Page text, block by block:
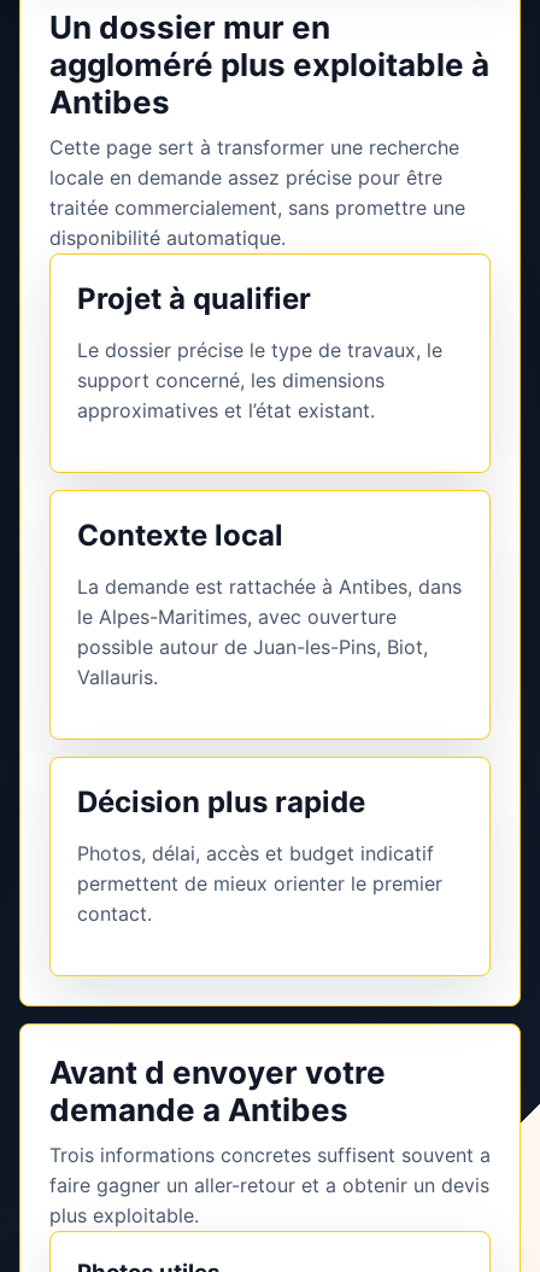
Un dossier mur en
aggloméré plus exploitable à
Antibes
Cette page sert à transformer une recherche
locale en demande assez précise pour être
traitée commercialement, sans promettre une
disponibilité automatique.
Projet à qualifier
Le dossier précise le type de travaux, le
support concerné, les dimensions
approximatives et l’état existant.
Contexte local
La demande est rattachée à Antibes, dans
le Alpes-Maritimes, avec ouverture
possible autour de Juan-les-Pins, Biot,
Vallauris.
Décision plus rapide
Photos, délai, accès et budget indicatif
permettent de mieux orienter le premier
contact.
Avant d envoyer votre
demande a Antibes
Trois informations concretes suffisent souvent a
faire gagner un aller-retour et a obtenir un devis
plus exploitable.